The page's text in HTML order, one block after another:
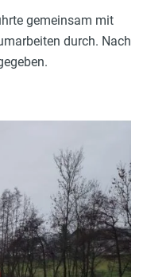
gemeinsam mit
durch. Nach